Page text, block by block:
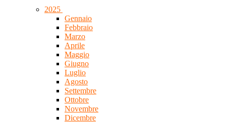
2025
Gennaio
Febbraio
Marzo
Aprile
Maggio
Giugno
Luglio
Agosto
Settembre
Ottobre
Novembre
Dicembre